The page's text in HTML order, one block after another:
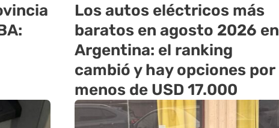
Los autos eléctricos más
baratos en agosto 2026 en
Argentina: el ranking
cambió y hay opciones por
menos de USD 17.000